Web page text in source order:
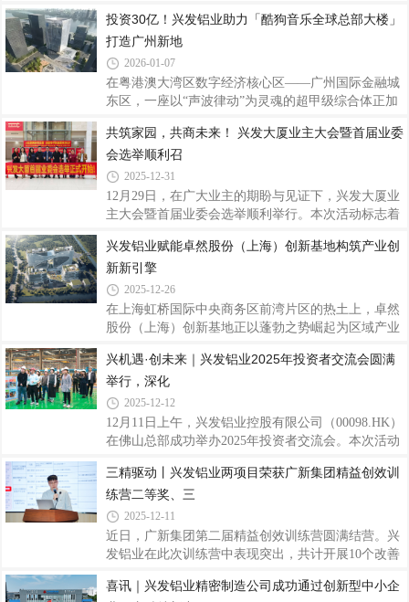
彰显！本次评选由全联房地产商会主导，历经10年研
究迭代，秉持“客观、公益、公正
联网创新与服务平台与人工智能平台两大筑基底座，
在企业层面建立多个数字化工厂，显著提升制造业数
字化水平。2025年12月，广新控股集团凭借《铝型材
行业全流程数字化智能工厂》项目成功入选国家工业
信息安全发展研究中心“2025年实验室重点领域优秀
东兴发铝业有限公司（以下简称“兴发铝业”）实现共
享制造模式落地，推动挤压生产效率、图
投资30亿！兴发铝业助力「酷狗音乐全球总部大楼」
打造广州新地
2026-01-07
在粤港澳大湾区数字经济核心区——广州国际金融城
东区，一座以“声波律动”为灵魂的超甲级综合体正加
音乐全球总部大楼，不仅是酷狗公司首个自建总部基
地，更将成为珠江天际线的全新地标，预计2026年第
三季度正式交付使用，承载起数字音乐与AI技术融合
的产业使命。酷狗音乐全球总部大楼作为广州市推动
文化产业与数字经济深度融合的战略性工程，被定位
米，涵盖高端办公、商业配套、专业录音棚、音乐体
验区等多元业态，实现办公与创作场景的无缝
共筑家园，共商未来！ 兴发大厦业主大会暨首届业委
会选举顺利召
2025-12-31
12月29日，在广大业主的期盼与见证下，兴发大厦业
主大会暨首届业委会选举顺利举行。本次活动标志着
业裙楼兴发天地的焕新升级与试业活动也正式拉开序
幕，共同勾勒出一幅“美好家园”与“繁荣商业”相辅相
成的未来画卷。一、业主共建家园首届业委会选举正
式启动在禅城区相关政府部门的指导与支持下，经过
数月精心筹备，兴发大厦成立业主委员会的各项工作
业主通过业委会实现更加有序、规范的社区管理，从
而更好地保障全体业主的合法权益。二、
兴发铝业赋能卓然股份（上海）创新基地构筑产业创
新新引擎
2025-12-26
在上海虹桥国际中央商务区前湾片区的热土上，卓然
股份（上海）创新基地正以蓬勃之势崛起为区域产业
业的高品质产品，助力虹桥前湾片区打造成长三角总
部经济首选地、国家产城融合示范标杆和绿色开放活
力共享的国际主城。作为上海市重点建设项目，卓然
股份（上海）创新基地项目总建筑面积约10.2万平方
米，由5栋建筑单体组成，包括三栋办公楼、一栋公
新研发、项目孵化等核心功能。项目建成后，将聚焦
为炼油化工、新能源等领域的工艺及专用设备创
兴机遇·创未来｜兴发铝业2025年投资者交流会圆满
举行，深化
2025-12-12
12月11日上午，兴发铝业控股有限公司（00098.HK）
在佛山总部成功举办2025年投资者交流会。本次活动
代表莅临，通过“实地调研+深度座谈”的形式，全面
搭建公司与资本市场的高效对接平台。兴发铝业执行
董事王志华、财务总监兼执行董事郑建华等公司代表
及广新集团投资中心副总经理范凡出席活动，与投资
者围绕公司经营业绩、未来发展战略及行业趋势展开
链“链主”企业，兴发铝业以实地参观环节为切入点，
三精驱动丨兴发铝业两项目荣获广新集团精益创效训
练营二等奖、三
2025-12-11
近日，广新集团第二届精益创效训练营圆满结营。兴
发铝业在此次训练营中表现突出，共计开展10个改善
司“幕墙料理论重提升”项目荣获集团优秀改善周二等
喜讯｜兴发铝业精密制造公司成功通过创新型中小企